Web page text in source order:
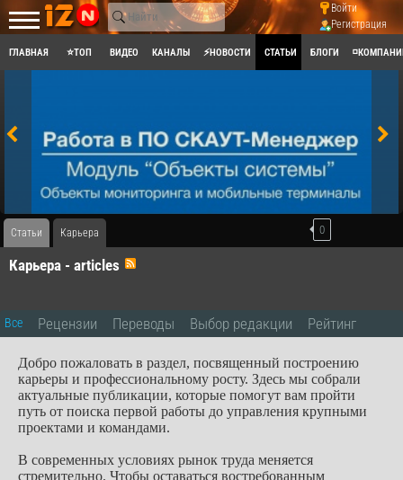
Войти
Регистрация
ГЛАВНАЯ ⭐ТОП ВИДЕО КАНАЛЫ ⚡НОВОСТИ СТАТЬИ БЛОГИ
Статьи Карьера 0
Карьера - articles
Все Рецензии Переводы Выбор редакции Рейтинг
Добро пожаловать в раздел, посвященный построению
карьеры и профессиональному росту. Здесь мы собрали
актуальные публикации, которые помогут вам пройти
путь от поиска первой работы до управления крупными
проектами и командами.
В современных условиях рынок труда меняется
стремительно. Чтобы оставаться востребованным